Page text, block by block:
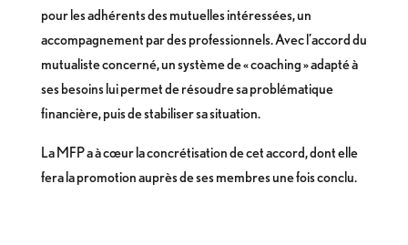
pour les adhérents des mutuelles intéressées, un
accompagnement par des professionnels. Avec l’accord du
mutualiste concerné, un système de « coaching » adapté à
ses besoins lui permet de résoudre sa problématique
financière, puis de stabiliser sa situation.
La MFP a à cœur la concrétisation de cet accord, dont elle
fera la promotion auprès de ses membres une fois conclu.